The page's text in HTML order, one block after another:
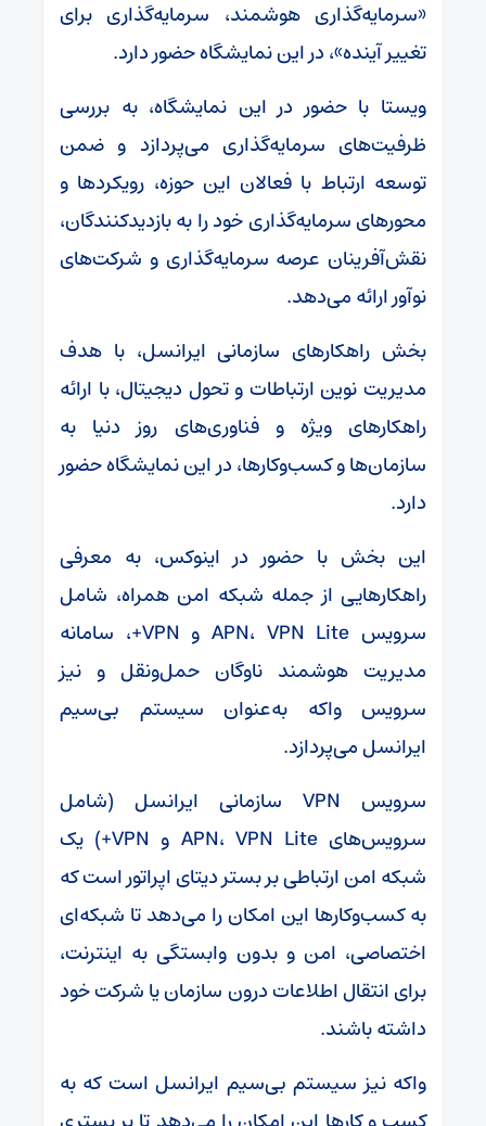
«سرمایه‌گذاری هوشمند، سرمایه‌گذاری برای
تغییر آینده»، در این نمایشگاه حضور دارد.
ویستا با حضور در این نمایشگاه، به بررسی
ظرفیت‌های سرمایه‌گذاری می‌پردازد و ضمن
توسعه ارتباط با فعالان این حوزه، رویکردها و
محورهای سرمایه‌گذاری خود را به بازدیدکنندگان،
نقش‌آفرینان عرصه سرمایه‌گذاری و شرکت‌های
نوآور ارائه می‌دهد.
بخش راهکارهای سازمانی ایرانسل، با هدف
مدیریت نوین ارتباطات و تحول دیجیتال، با ارائه
راهکارهای ویژه و فناوری‌های روز دنیا به
سازمان‌ها و کسب‌وکارها، در این نمایشگاه حضور
دارد.
این بخش با حضور در اینوکس، به معرفی
راهکارهایی از جمله شبکه امن همراه، شامل
سرویس APN، VPN Lite و VPN+، سامانه
مدیریت هوشمند ناوگان حمل‌ونقل و نیز
سرویس واکه به‌عنوان سیستم بی‌سیم
ایرانسل می‌پردازد.
سرویس VPN سازمانی ایرانسل (شامل
سرویس‌های APN، VPN Lite و VPN+) یک
شبکه امن ارتباطی بر بستر دیتای اپراتور است که
به کسب‌وکارها این امکان را می‌دهد تا شبکه‌ای
اختصاصی، امن و بدون وابستگی به اینترنت،
برای انتقال اطلاعات درون سازمان یا شرکت خود
داشته باشند.
واکه نیز سیستم بی‌سیم ایرانسل است که به